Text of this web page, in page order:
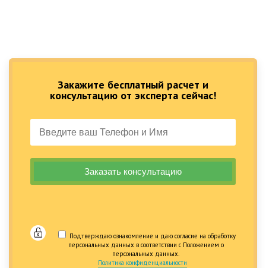
Закажите бесплатный расчет и
консультацию от эксперта сейчас!
Подтверждаю ознакомление и даю согласие на обработку
персональных данных в соответствии с Положением о
персональных данных.
Политика конфиденциальности